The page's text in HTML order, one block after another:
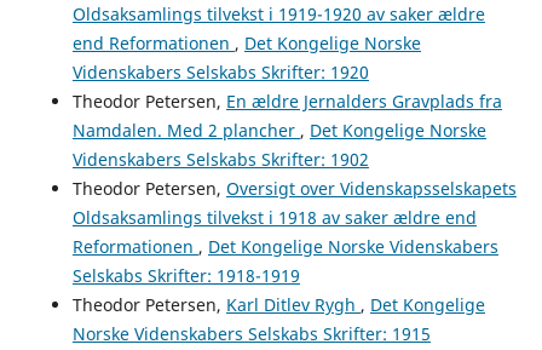
Oldsaksamlings tilvekst i 1919-1920 av saker ældre
end Reformationen , Det Kongelige Norske
Videnskabers Selskabs Skrifter: 1920
Theodor Petersen, En ældre Jernalders Gravplads fra
Namdalen. Med 2 plancher , Det Kongelige Norske
Videnskabers Selskabs Skrifter: 1902
Theodor Petersen, Oversigt over Videnskapsselskapets
Oldsaksamlings tilvekst i 1918 av saker ældre end
Reformationen , Det Kongelige Norske Videnskabers
Selskabs Skrifter: 1918-1919
Theodor Petersen, Karl Ditlev Rygh , Det Kongelige
Norske Videnskabers Selskabs Skrifter: 1915